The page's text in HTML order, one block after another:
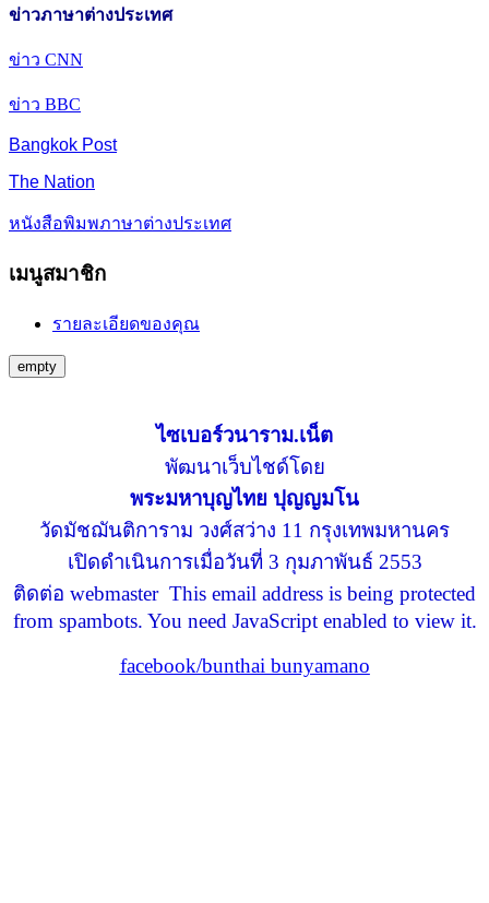
ข่าวภาษาต่างประเทศ
ข่าว CNN
ข่าว BBC
Bangkok Post
The Nation
หนังสือพิมพภาษาต่างประเทศ
เมนูสมาชิก
รายละเอียดของคุณ
empty
ไซเบอร์วนาราม.เน็ต
พัฒนาเว็บไชด์โดย
พระมหาบุญไทย ปุญญมโน
วัดมัชฌันติการาม วงศ์สว่าง 11 กรุงเทพมหานคร
เปิดดำเนินการเมื่อวันที่ 3 กุมภาพันธ์ 2553
ติดต่อ webmaster This email address is being protected
from spambots. You need JavaScript enabled to view it.
facebook/bunthai bunyamano